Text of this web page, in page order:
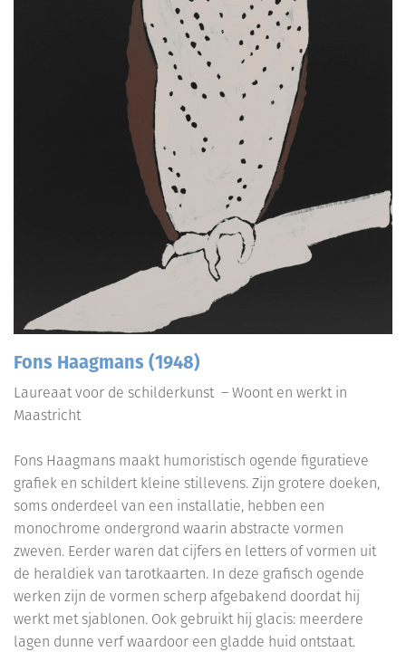
Fons Haagmans (1948)
Laureaat voor de schilderkunst – Woont en werkt in
Maastricht
Fons Haagmans maakt humoristisch ogende figuratieve
grafiek en schildert kleine stillevens. Zijn grotere doeken,
soms onderdeel van een installatie, hebben een
monochrome ondergrond waarin abstracte vormen
zweven. Eerder waren dat cijfers en letters of vormen uit
de heraldiek van tarotkaarten. In deze grafisch ogende
werken zijn de vormen scherp afgebakend doordat hij
werkt met sjablonen. Ook gebruikt hij glacis: meerdere
lagen dunne verf waardoor een gladde huid ontstaat.